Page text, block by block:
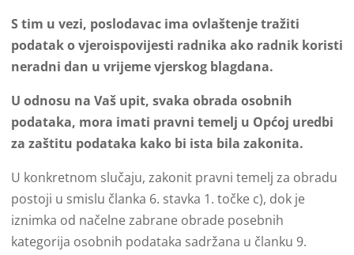
S tim u vezi, poslodavac ima ovlaštenje tražiti
podatak o vjeroispovijesti radnika ako radnik koristi
neradni dan u vrijeme vjerskog blagdana.
U odnosu na Vaš upit, svaka obrada osobnih
podataka, mora imati pravni temelj u Općoj uredbi
za zaštitu podataka kako bi ista bila zakonita.
U konkretnom slučaju, zakonit pravni temelj za obradu
postoji u smislu članka 6. stavka 1. točke c), dok je
iznimka od načelne zabrane obrade posebnih
kategorija osobnih podataka sadržana u članku 9.